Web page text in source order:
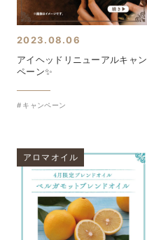
2023.08.06
アイヘッドリニューアルキャン
ペーン✨
キャンペーン
アロマオイル